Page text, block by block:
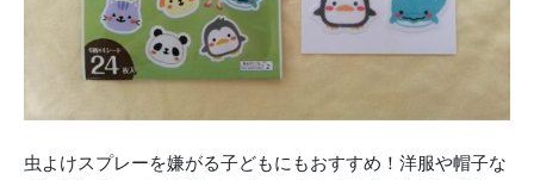
虫よけスプレーを嫌がる子どもにもおすすめ！洋服や帽子な